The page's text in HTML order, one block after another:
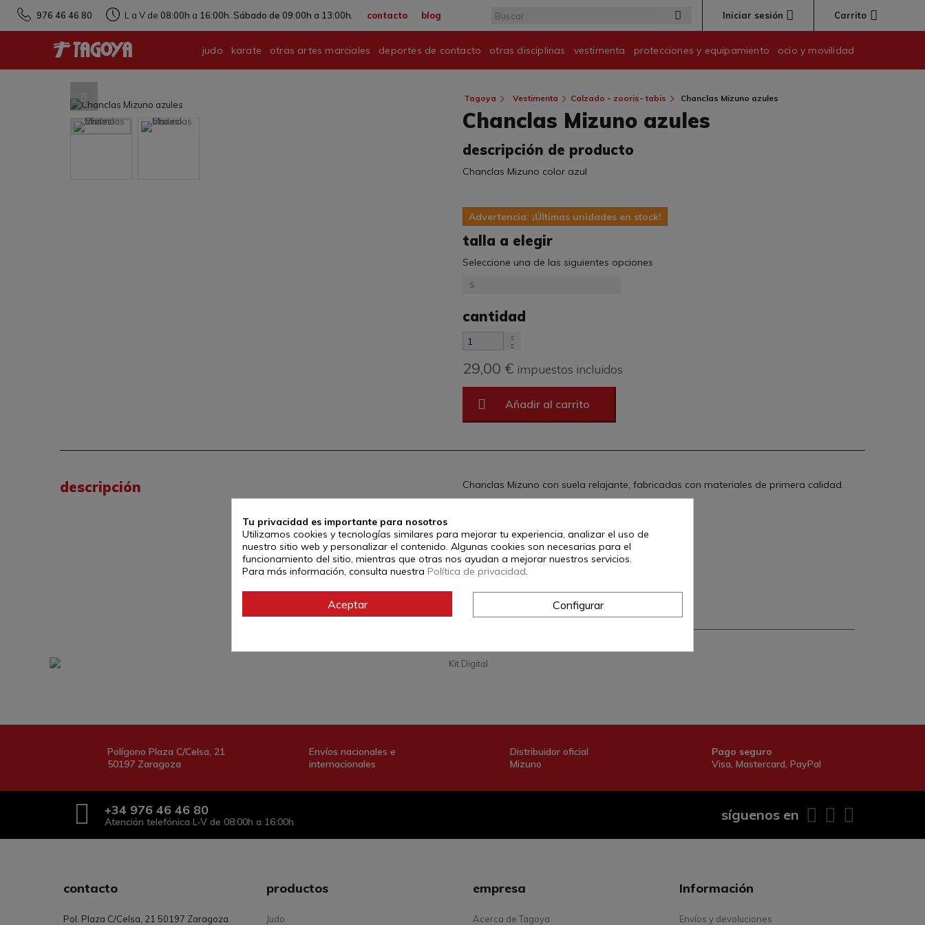
976 46 46 80 L a V de 08:00h a 16:00h. Sábado de 09:00h a 13:00h. contacto blog Iniciar sesión Carrito
judo karate otras artes marciales deportes de contacto otras disciplinas vestimenta protecciones y equipamiento ocio y movilidad
Tagoya Vestimenta Calzado - zooris- tabis Chanclas Mizuno azules
Chanclas Mizuno azules
descripción de producto
Chanclas Mizuno color azul
Advertencia: ¡Últimas unidades en stock!
talla a elegir
Seleccione una de las siguientes opciones
S
cantidad
29,00 € impuestos incluidos
Añadir al carrito
descripción
Chanclas Mizuno con suela relajante, fabricadas con materiales de primera calidad.
Tallas:
M/39-40.5
L/41-42.5
XL/43-44.5
XXL/45-46.5
Referencia: MIZCHSAZ-102899
Polígono Plaza C/Celsa, 21
50197 Zaragoza
Envíos nacionales e
internacionales
Distribuidor oficial
Mizuno
Pago seguro
Visa, Mastercard, PayPal
+34 976 46 46 80
Atención telefónica L-V de 08:00h a 16:00h síguenos en
contacto
Pol. Plaza C/Celsa, 21 50197 Zaragoza
productos
Judo
empresa
Acerca de Tagoya
Información
Envíos y devoluciones
Tu privacidad es importante para nosotros
Utilizamos cookies y tecnologías similares para mejorar tu experiencia, analizar el uso de
nuestro sitio web y personalizar el contenido. Algunas cookies son necesarias para el
funcionamiento del sitio, mientras que otras nos ayudan a mejorar nuestros servicios.
Para más información, consulta nuestra Política de privacidad
Aceptar Configurar